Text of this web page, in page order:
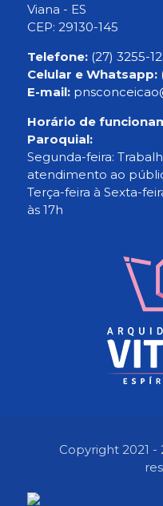
Viana - ES
CEP: 29130-145
Telefone: (27) 3255-
Celular e Whatsapp:
E-mail:
Horário de
Paroquial:
Segunda-feira:
atendimento ao
Terça-feira à Sexta-
às 17h
Copyright 2021 -